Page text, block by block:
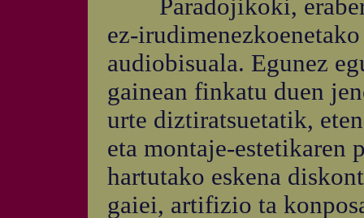
Paradojikoki,
ez-
audiobisuala. Egunez
gainean finkatu duen
urte diztiratsuetatik,
eta montaje-estetikaren
hartutako eskena
gaiei, artifizio ta